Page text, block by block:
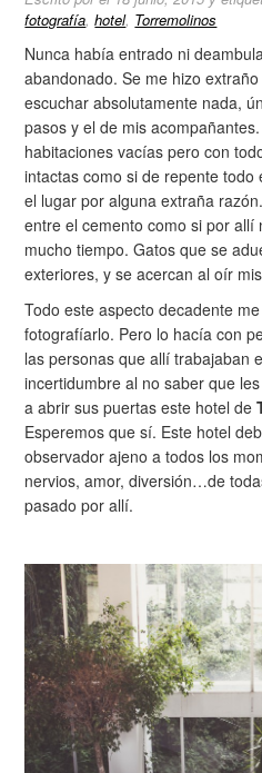
fotografía,hotel, Torremolinos
Nunca había entrado ni
abandonado. Se me hizo
escuchar absolutamente nada,
pasos y el de mis
habitaciones vacías pero con
intactas como si de repente
el lugar por alguna extraña
entre el cemento como si por
mucho tiempo. Gatos que se
exteriores, y se acercan al oír
Todo este aspecto decadente
fotografíarlo. Pero lo hacía con
las personas que allí trabajaban
incertidumbre al no saber que
a abrir sus puertas este hotel de
Esperemos que sí. Este hotel
observador ajeno a todos los
nervios, amor, diversión…de
pasado por allí.